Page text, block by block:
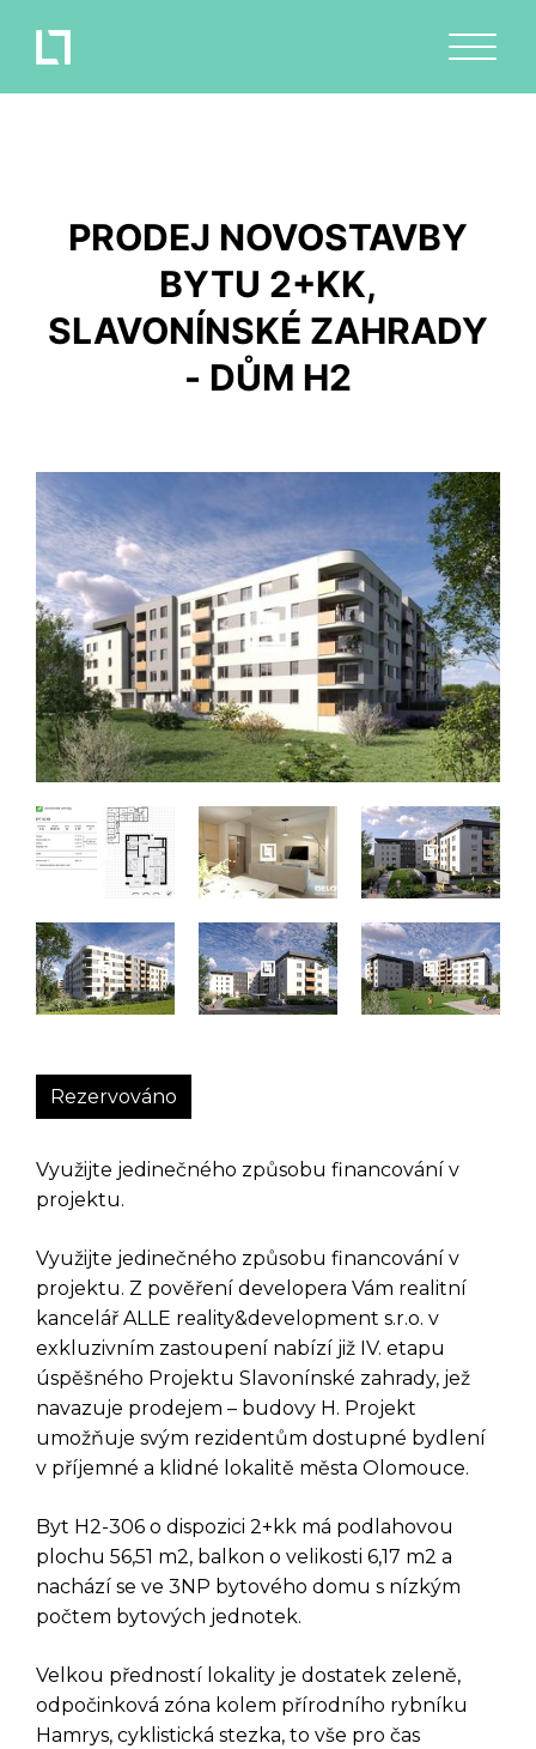
PRODEJ NOVOSTAVBY
BYTU 2+KK,
SLAVONÍNSKÉ ZAHRADY
- DŮM H2
Rezervováno
Využijte jedinečného způsobu financování v
projektu.
Využijte jedinečného způsobu financování v
projektu. Z pověření developera Vám realitní
kancelář ALLE reality&development s.r.o. v
exkluzivním zastoupení nabízí již IV. etapu
úspěšného Projektu Slavonínské zahrady, jež
navazuje prodejem – budovy H. Projekt
umožňuje svým rezidentům dostupné bydlení
v příjemné a klidné lokalitě města Olomouce.
Byt H2-306 o dispozici 2+kk má podlahovou
plochu 56,51 m2, balkon o velikosti 6,17 m2 a
nachází se ve 3NP bytového domu s nízkým
počtem bytových jednotek.
Velkou předností lokality je dostatek zeleně,
odpočinková zóna kolem přírodního rybníku
Hamrys, cyklistická stezka, to vše pro čas